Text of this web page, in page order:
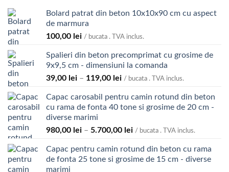
Bolard patrat din beton 10x10x90 cm cu aspect
de marmura
100,00 lei / bucata . TVA inclus.
Spalieri din beton precomprimat cu grosime de
9x9,5 cm - dimensiuni la comanda
39,00 lei – 119,00 leiInterval
prețuri:
39,00 lei
la
/ bucata . TVA inclus.
Capac carosabil pentru camin rotund din beton
cu rama de fonta 40 tone si grosime de 20 cm -
diverse marimi
980,00 lei – 5.700,00 leiInterval
prețuri:
980,00 lei
/ bucata . TVA inclus.
Capac pentru camin rotund din beton cu rama
de fonta 25 tone si grosime de 15 cm - diverse
marimi